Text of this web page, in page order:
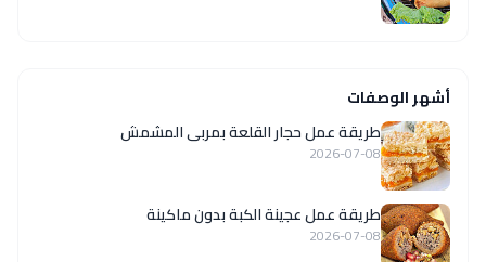
أشهر الوصفات
طريقة عمل حجار القلعة بمربى المشمش
2026-07-08
طريقة عمل عجينة الكبة بدون ماكينة
2026-07-08